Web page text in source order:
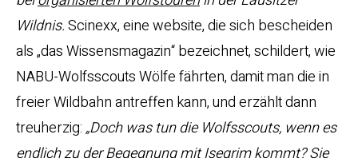
Wildnis.Scinexx, eine website, die sich bescheiden
als „das Wissensmagazin“ bezeichnet, schildert, wie
NABU-Wolfsscouts Wölfe fährten, damit man die in
freier Wildbahn antreffen kann, und erzählt dann
treuherzig:„Doch was tun die Wolfsscouts, wenn es